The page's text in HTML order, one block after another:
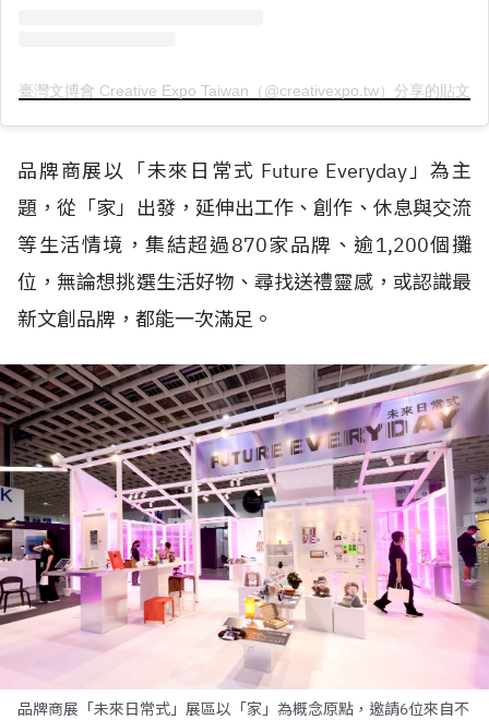
臺灣文博會 Creative Expo Taiwan（@creativexpo.tw）分享的貼文
品牌商展以「未來日常式 Future Everyday」為主
題，從「家」出發，延伸出工作、創作、休息與交流
等生活情境，集結超過870家品牌、逾1,200個攤
位，無論想挑選生活好物、尋找送禮靈感，或認識最
新文創品牌，都能一次滿足。
品牌商展「未來日常式」展區以「家」為概念原點，邀請6位來自不